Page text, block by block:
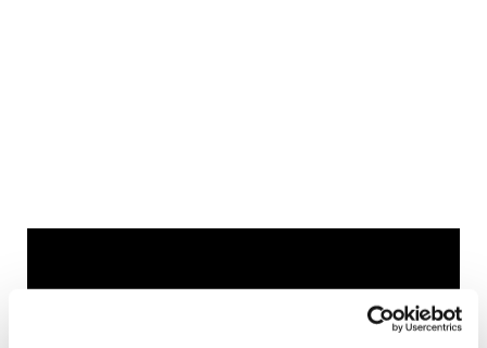
Dies könnte Sie auch